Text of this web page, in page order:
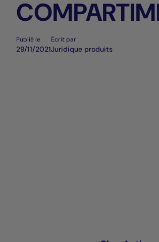
Publié le
29/11/2021
Écrit par
Juridique produits